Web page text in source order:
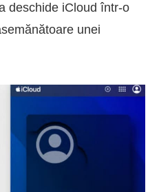
deschide iCloud într-o
unei